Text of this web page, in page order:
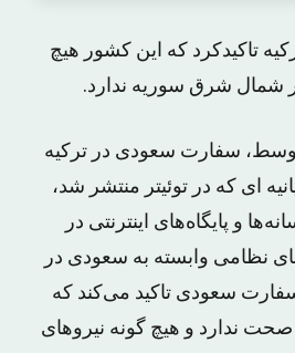
تاکیدکرد که این کشور هیچ
شمال شرق سوریه ندارد.
سفارت سعودی در ترکیه
ای که در توئیتر منتشر شد،
و پایگاه‌های اینترنتی در
نظامی وابسته به سعودی در
سعودی تاکید می‌کند که
صحت ندارد و هیچ گونه نیروهای